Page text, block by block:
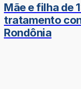
Mãe e filha de
tratamento
Rondônia